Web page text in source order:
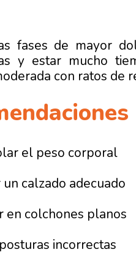
fases de mayor
y estar mucho
con ratos de
el peso corporal
calzado adecuado
en colchones planos
incorrectas